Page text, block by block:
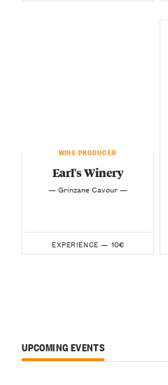
WINE PRODUCER
Earl's Winery
— Grinzane Cavour —
EXPERIENCE — 10€
UPCOMING EVENTS